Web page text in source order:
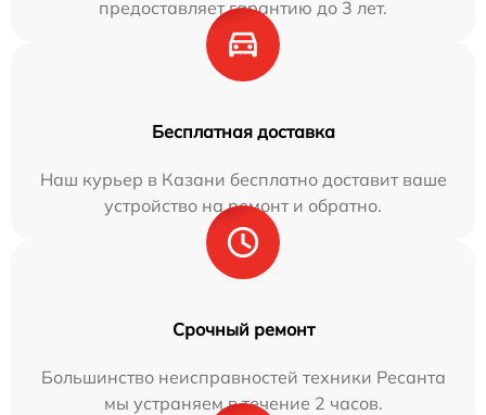
предоставляет гарантию до 3 лет.
Бесплатная доставка
Наш курьер в Казани бесплатно доставит ваше
устройство на ремонт и обратно.
Срочный ремонт
Большинство неисправностей техники Ресанта
мы устраняем в течение 2 часов.